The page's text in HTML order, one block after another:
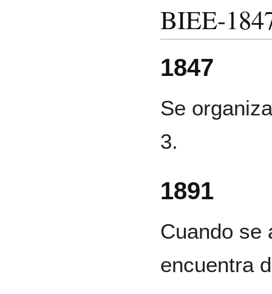
BIEE-
1847
Se
3.
1891
Cuando se
encuentra